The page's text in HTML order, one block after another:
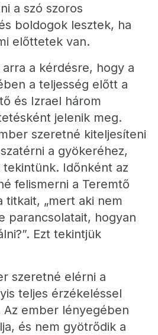
a szó szoros
boldogok lesztek, ha
előttetek van.
arra a kérdésre, hogy a
a teljesség előtt a
és Izrael három
jelenik meg.
szeretné kiteljesíteni
a gyökeréhez,
tekintünk. Időnként az
felismerni a Teremtő
titkait, „mert aki nem
parancsolatait, hogyan
Ezt tekintjük
szeretné elérni a
teljes érzékeléssel
Az ember lényegében
és nem gyötrődik a